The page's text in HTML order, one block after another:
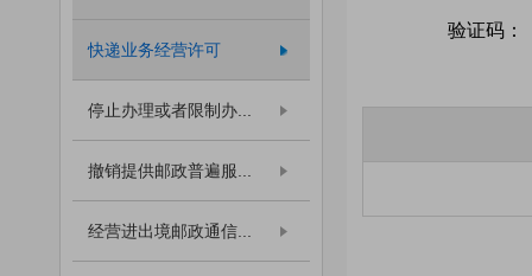
快递业务经营许可
停止办理或者限制办...
撤销提供邮政普遍服...
经营进出境邮政通信...
验证码：